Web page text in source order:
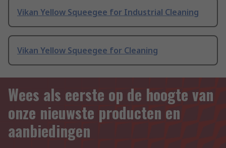
Vikan Yellow Squeegee for Industrial Cleaning
Vikan Yellow Squeegee for Cleaning
Wees als eerste op de hoogte van
onze nieuwste producten en
aanbiedingen